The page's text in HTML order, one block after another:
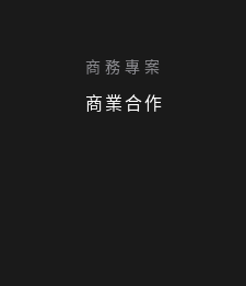
商務專案
商業合作